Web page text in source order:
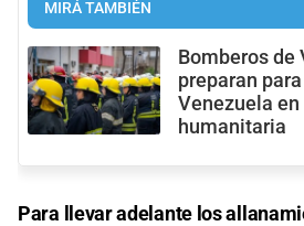
MIRÁ TAMBIÉN
Bomberos de
preparan
Venezuela
humanitaria
Para llevar adelante los